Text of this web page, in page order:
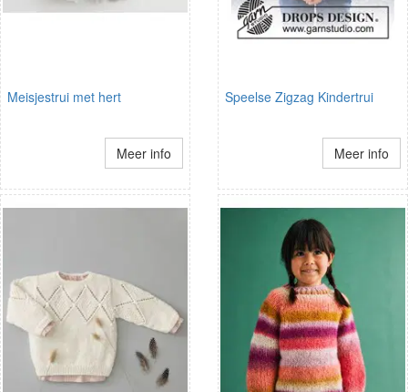
Meisjestrui met hert
Meer info
Speelse Zigzag Kindertrui
Meer info